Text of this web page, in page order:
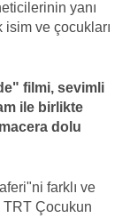
yanı
isim ve çocukları
filmi, sevimli
ile birlikte
dolu
farklı ve
TRT Çocukun